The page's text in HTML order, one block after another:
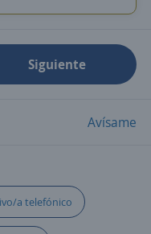
Siguiente
Avísame
a telefónico